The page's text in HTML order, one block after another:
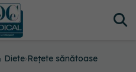
Diete›Rețete sănătoase